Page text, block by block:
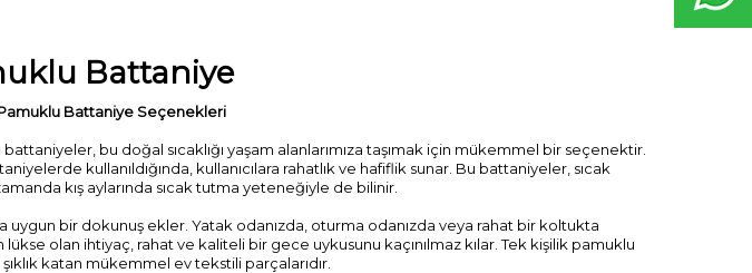
Battaniye
Pamuklu Battaniye Seçenekleri
bu doğal sıcaklığı yaşam alanlarımıza taşımak için mükemmel bir seçenektir.
kullanıldığında, kullanıcılara rahatlık ve hafiflik sunar. Bu battaniyeler, sıcak
kış aylarında sıcak tutma yeteneğiyle de bilinir.
bir dokunuş ekler. Yatak odanızda, oturma odanızda veya rahat bir koltukta
olan ihtiyaç, rahat ve kaliteli bir gece uykusunu kaçınılmaz kılar. Tek kişilik pamuklu
katan mükemmel ev tekstili parçalarıdır.